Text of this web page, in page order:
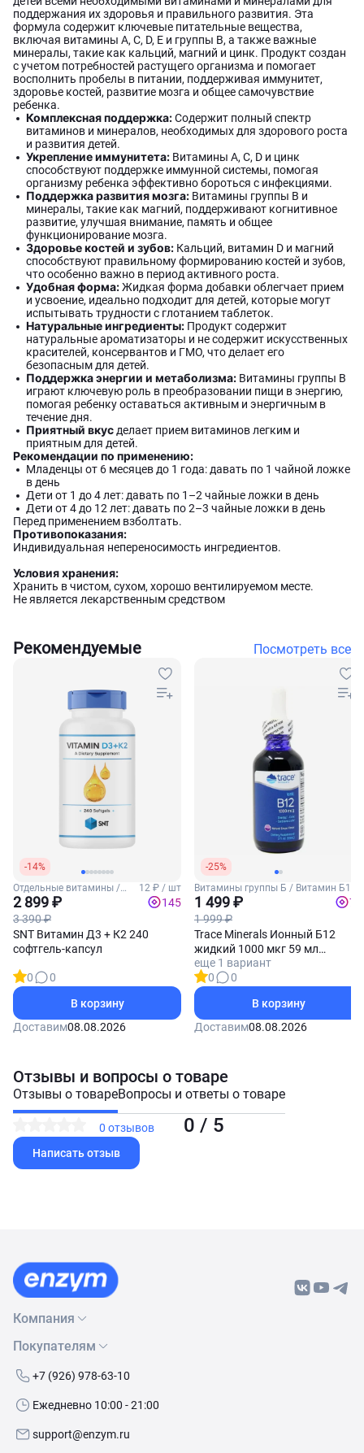
поддержания их здоровья и правильного развития. Эта
формула содержит ключевые питательные вещества,
включая витамины A, C, D, E и группы B, а также важные
минералы, такие как кальций, магний и цинк. Продукт создан
с учетом потребностей растущего организма и помогает
восполнить пробелы в питании, поддерживая иммунитет,
здоровье костей, развитие мозга и общее самочувствие
ребенка.
Комплексная поддержка:Содержит полный спектр
витаминов и минералов, необходимых для здорового роста
и развития детей.
Укрепление иммунитета: Витамины A, C, D и цинк
способствуют поддержке иммунной системы, помогая
организму ребенка эффективно бороться с инфекциями.
Поддержка развития мозга: Витамины группы B и
минералы, такие как магний, поддерживают когнитивное
развитие, улучшая внимание, память и общее
функционирование мозга.
Здоровье костей и зубов: Кальций, витамин D и магний
способствуют правильному формированию костей и зубов,
что особенно важно в период активного роста.
Удобная форма:Жидкая форма добавки облегчает прием
и усвоение, идеально подходит для детей, которые могут
испытывать трудности с глотанием таблеток.
Натуральные ингредиенты: Продукт содержит
натуральные ароматизаторы и не содержит искусственных
красителей, консервантов и ГМО, что делает его
безопасным для детей.
Поддержка энергии и метаболизма: Витамины группы B
играют ключевую роль в преобразовании пищи в энергию,
помогая ребенку оставаться активным и энергичным в
течение дня.
Приятный вкус делает прием витаминов легким и
приятным для детей.
Рекомендации по применению:
Младенцы от 6 месяцев до 1 года: давать по 1 чайной ложке
в день
Дети от 1 до 4 лет: давать по 1–2 чайные ложки в день
Дети от 4 до 12 лет: давать по 2–3 чайные ложки в день
Перед применением взболтать.
Противопоказания:
Индивидуальная непереносимость ингредиентов.
Условия хранения:
Хранить в чистом, сухом, хорошо вентилируемом месте.
Не является лекарственным средством
Рекомендуемые Посмотреть все
-14%
Отдельные витамины /
Витамины Д3 и К2
12 ₽ / шт
2 899 ₽
3 390 ₽
145
SNT Витамин Д3 + К2 240
софтгель-капсул
0
0
В корзину
Доставим08.08.2026
-25%
Витамины группы Б / Витамин Б12
1 499 ₽
1 999 ₽
75
Trace Minerals Ионный Б12
жидкий 1000 мкг 59 мл
(Виноград)
еще 1 вариант
0
0
В корзину
Доставим08.08.2026
Отзывы и вопросы о товаре
Отзывы о товареВопросы и ответы о товаре
0 / 5
0 отзывов
Написать отзыв
Компания
О нас
Бренды
Контакты
Покупателям
Как сделать заказ
Условия доставки
+7 (926) 978-63-10
Ежедневно 10:00 - 21:00
support@enzym.ru